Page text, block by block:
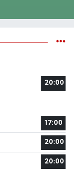
20:00
17:00
20:00
20:00